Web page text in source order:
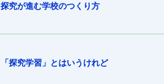
探究が進む学校のつくり方
「探究学習」とはいうけれど